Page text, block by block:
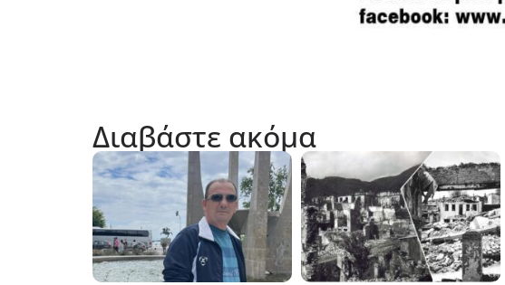
Διαβάστε ακόμα